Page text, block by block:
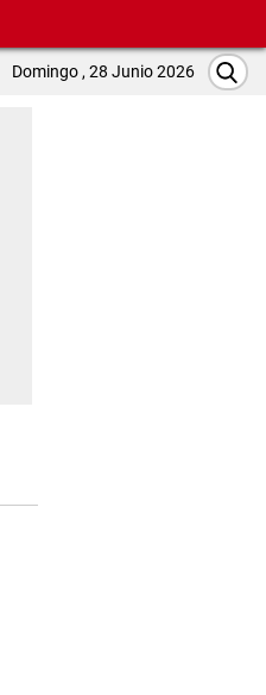
Domingo , 28 Junio 2026